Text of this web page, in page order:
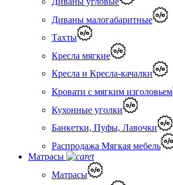
Диваны малогабаритные
Тахты
Кресла мягкие
Кресла и Кресла-качалки
Кровати с мягким изголовьем
Кухонные уголки
Банкетки, Пуфы, Лавочки
Распродажа Мягкая мебель
Матрасы
Матрасы